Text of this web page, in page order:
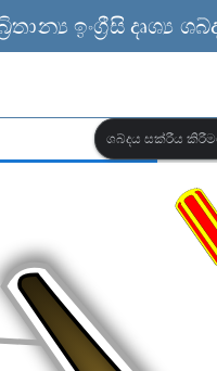
ඉංග්‍රීසි දෘශ්‍ය
ශබ්දය සක්රීය